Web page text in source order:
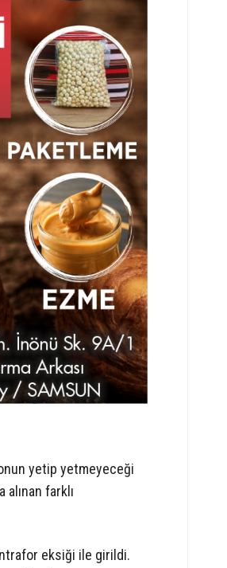
yetip yetmeyeceği
alınan farklı
eksiği ile girildi.